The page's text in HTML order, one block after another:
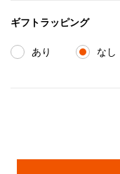
ギフトラッピング
あり なし